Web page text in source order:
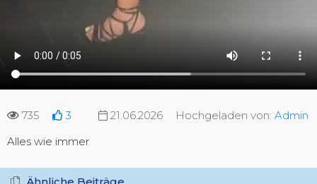
735 3 21.06.2026 Hochgeladen von: Admin
Alles wie immer